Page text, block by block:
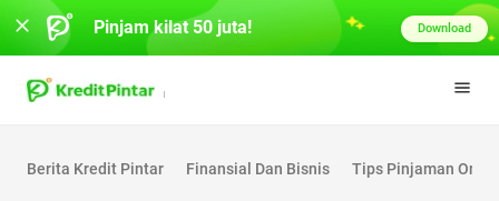
Berita Kredit Pintar Finansial Dan Bisnis Tips Pinjaman
Pinjam kilat 50 juta! Download